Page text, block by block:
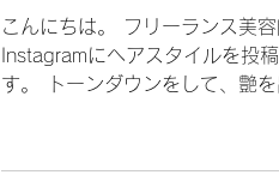
こんにちは。 フリーランス美容
Instagramにヘアスタイルを投
す。 トーンダウンをして、艶を